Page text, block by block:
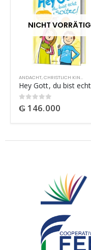
NICHT VORRÄTIG
ANDACHT,CHRISTLICH KINDER
0out of 5
₲ 146.000